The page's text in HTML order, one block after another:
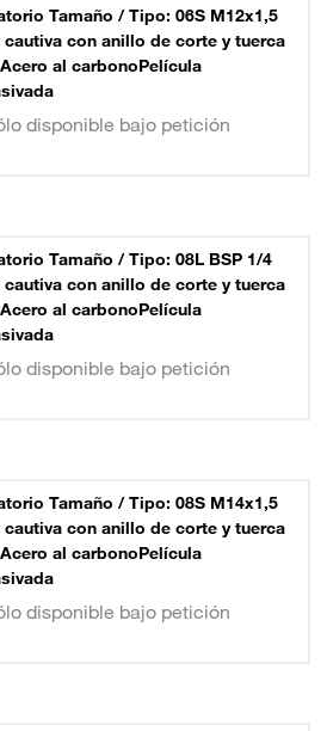
Tamaño / Tipo: 06S M12x1,5
con anillo de corte y tuerca
al carbonoPelícula
disponible bajo petición
Tamaño / Tipo: 08L BSP 1/4
con anillo de corte y tuerca
al carbonoPelícula
disponible bajo petición
Tamaño / Tipo: 08S M14x1,5
con anillo de corte y tuerca
al carbonoPelícula
disponible bajo petición